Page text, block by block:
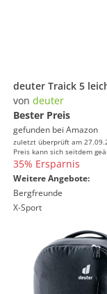
von deuter
Bester Preis
gefunden bei Amazon
zuletzt überprüft am
Preis kann sich seitdem
35% Ersparnis
Weitere Angebote:
Bergfreunde
X-Sport